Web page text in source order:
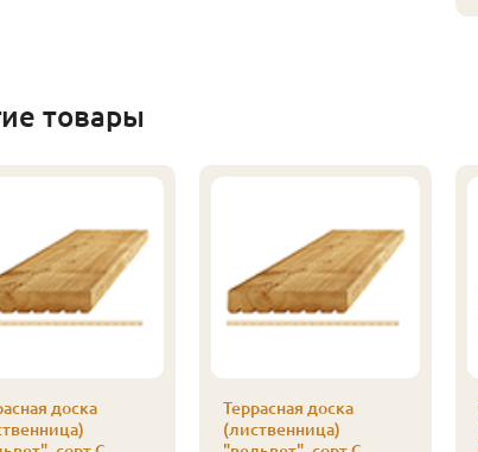
товары
доска
Террасная доска
(лиственница)